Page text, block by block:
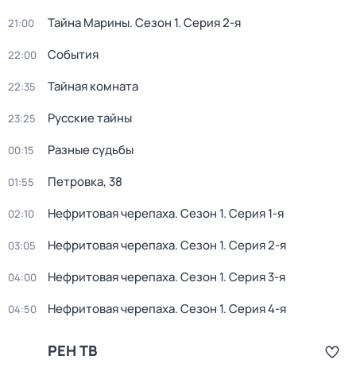
21:00 Тайна Марины. Сезон 1. Серия 2-я
22:00 События
22:35 Тайная комната
23:25 Русские тайны
00:15 Разные судьбы
01:55 Петровка, 38
02:10 Нефритовая черепаха. Сезон 1. Серия 1-я
03:05 Нефритовая черепаха. Сезон 1. Серия 2-я
04:00 Нефритовая черепаха. Сезон 1. Серия 3-я
04:50 Нефритовая черепаха. Сезон 1. Серия 4-я
РЕН ТВ